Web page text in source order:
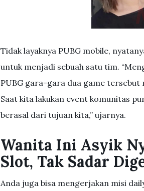
Tidak layaknya PUBG mobile,
untuk menjadi sebuah satu tim.
PUBG gara-gara dua game
Saat kita lakukan event komunitas
berasal dari tujuan kita,” ujarnya.
Wanita Ini Asyik
Slot, Tak Sadar
Anda juga bisa mengerjakan misi